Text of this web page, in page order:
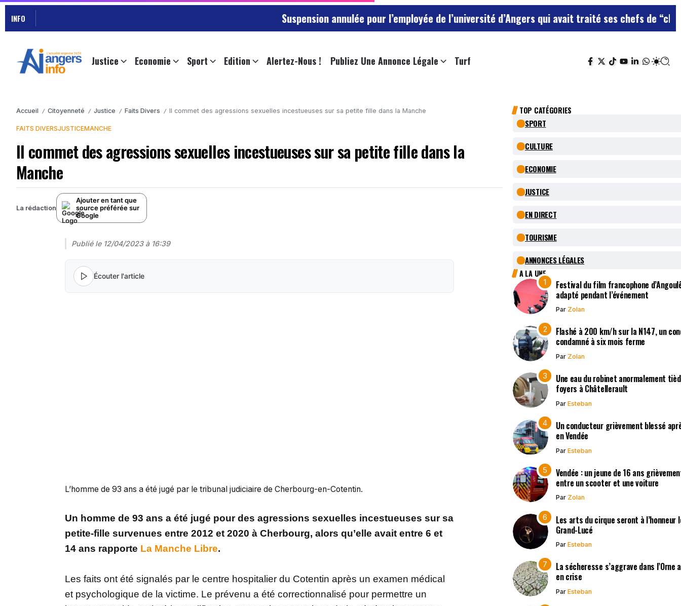
INFO Suspension annulée pour l’employée de l’université d’Angers qui avait traité ses chefs de “chiens” Le
Justice Economie Sport Edition Alertez-Nous ! Publiez Une Annonce Légale Turf
Accueil / Citoyenneté / Justice / Faits Divers / Il commet des agressions sexuelles incestueuses sur sa petite fille dans la Manche
FAITS DIVERSJUSTICEMANCHE
Il commet des agressions sexuelles incestueuses sur sa petite fille dans la
Manche
La rédaction
Ajouter en tant que
source préférée sur
Google
Publié le 12/04/2023 à 16:39
Écouter l'article
L’homme de 93 ans a été jugé par le tribunal judiciaire de Cherbourg-en-Cotentin.
Un homme de 93 ans a été jugé pour des agressions sexuelles incestueuses sur sa
petite-fille survenues entre 2012 et 2020 à Cherbourg, alors qu’elle avait entre 6 et
14 ans rapporte La Manche Libre.
Les faits ont été signalés par le centre hospitalier du Cotentin après un examen médical
et psychologique de la victime. Le prévenu a été correctionnalisé pour permettre un
TOP CATÉGORIES
SPORT
CULTURE
ECONOMIE
JUSTICE
EN DIRECT
TOURISME
ANNONCES LÉGALES
A LA UNE
Festival du film francophone
adapté pendant l’événement
Par Zolan
Flashé à 200 km/h sur la N147, un
condamné à six mois ferme
Par Zolan
Une eau du robinet anormalement
foyers à Châtellerault
Par Esteban
Un conducteur grièvement blessé
en Vendée
Par Esteban
Vendée : un jeune de 16 ans
entre un scooter et une voiture
Par Zolan
Les arts du cirque seront à l’honneur
Grand-Lucé
Par Esteban
La sécheresse s’aggrave dans
en crise
Par Esteban